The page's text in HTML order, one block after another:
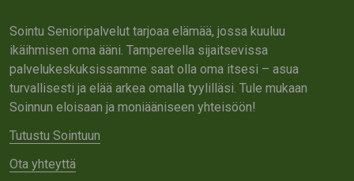
Sointu Senioripalvelut tarjoaa elämää, jossa kuuluu
ikäihmisen oma ääni. Tampereella sijaitsevissa
palvelukeskuksissamme saat olla oma itsesi – asua
turvallisesti ja elää arkea omalla tyylilläsi. Tule mukaan
Soinnun eloisaan ja moniääniseen yhteisöön!
Tutustu Sointuun
Ota yhteyttä